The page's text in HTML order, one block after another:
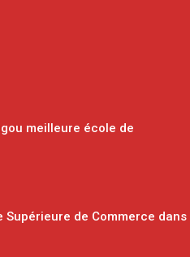
meilleure école de
Supérieure de Commerce dans